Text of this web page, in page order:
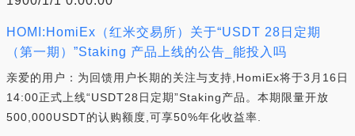
HOMI:HomiEx（红米交易所）关于“USDT 28日定期
（第一期）”Staking 产品上线的公告_能投入吗
亲爱的用户：为回馈用户长期的关注与支持,HomiEx将于3月16日
14:00正式上线“USDT28日定期”Staking产品。本期限量开放
500,000USDT的认购额度,可享50%年化收益率.